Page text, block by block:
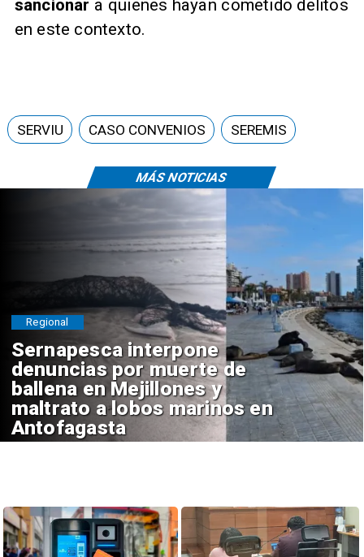
sancionar a quienes hayan cometido delitos
en este contexto.
MÁS NOTICIAS
SERVIU CASO CONVENIOS SEREMIS
Sernapesca interpone
denuncias por muerte de
ballena en Mejillones y
maltrato a lobos marinos en
Antofagasta
Regional